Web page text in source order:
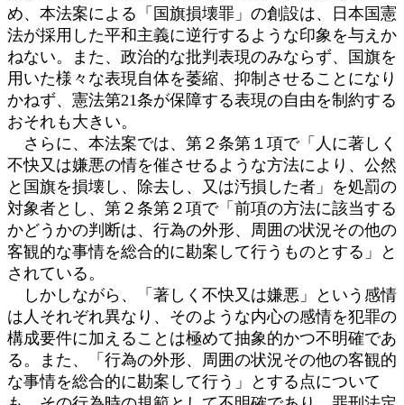
め、本法案による「国旗損壊罪」の創設は、日本国憲
法が採用した平和主義に逆行するような印象を与えか
ねない。また、政治的な批判表現のみならず、国旗を
用いた様々な表現自体を萎縮、抑制させることになり
かねず、憲法第21条が保障する表現の自由を制約する
おそれも大きい。
さらに、本法案では、第２条第１項で「人に著しく
不快又は嫌悪の情を催させるような方法により、公然
と国旗を損壊し、除去し、又は汚損した者」を処罰の
対象者とし、第２条第２項で「前項の方法に該当する
かどうかの判断は、行為の外形、周囲の状況その他の
客観的な事情を総合的に勘案して行うものとする」と
されている。
しかしながら、「著しく不快又は嫌悪」という感情
は人それぞれ異なり、そのような内心の感情を犯罪の
構成要件に加えることは極めて抽象的かつ不明確であ
る。また、「行為の外形、周囲の状況その他の客観的
な事情を総合的に勘案して行う」とする点について